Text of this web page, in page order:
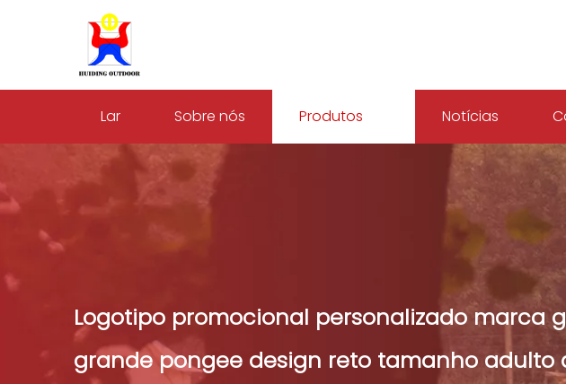
Lar Sobre nós Produtos Notícias
Logotipo promocional personalizado
grande pongee design reto tamanho